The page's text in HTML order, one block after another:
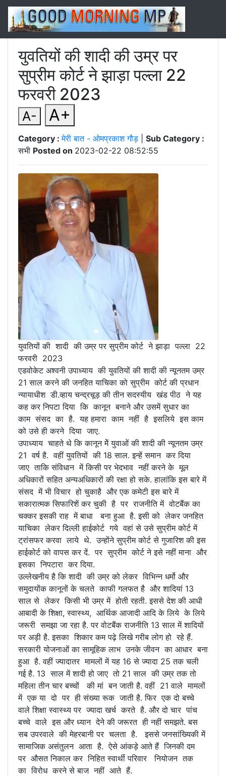
युवतियों की शादी की उम्र पर
सुप्रीम कोर्ट ने झाड़ा पल्ला 22
फरवरी 2023
A- A+
Category :मेरी बात - ओमप्रकाश गौड़
Sub Category :
सभी Posted on 2023-02-22 08:52:55
युवतियों की शादी की उम्र पर सुप्रीम कोर्ट ने झाड़ा पल्ला 22
फरवरी 2023
एडवोकेट अश्वनी उपाध्याय की युवतियों की शादी की न्यूनतम उम्र
21 साल करने की जनहित याचिका को सुप्रीम कोर्ट की प्रधान
न्यायाधीश डी.व्हाय चन्द्रचूड़ की तीन सदस्यीय खंड पीठ ने यह
कह कर निपटा दिया कि कानून बनाने और उसमें सुधार का
काम संसद का है. यह हमारा काम नहीं है इसलिये इस काम
को उसे ही करने दिया जाए.
उपाध्याय चाहते थे कि कानून मेें युवाओं की शादी की न्यूनतम उम्र
21 वर्ष है. वहीं युवतियों की 18 साल. इन्हें समान कर दिया
जाए ताकि संविधान में किसी पर भेदभाव नहीं करने के मूल
अधिकारों सहित अन्यअधिकारों की रक्षा हो सके. हालांकि इस बारे में
संसद में भी विचार हो चुकाहै और एक कमेटी इस बारे में
सकारात्मक सिफारिशें कर चुकी है पर राजनीति में वोटबैंक का
चक्कर इसकी राह में बाधा बना हुआ है. इसी को लेकर जनहित
याचिका लेकर दिल्ली हाईकोर्ट गये वहां से उसे सुप्रीम कोर्ट में
ट्रांसफर करवा लाये थे. उन्होंने सुप्रीम कोर्ट से गुजारिश की इस
हाईकोर्ट को वापस कर दें. पर सुप्रीम कोर्ट ने इसे नहीं माना और
इसका निपटारा कर दिया.
उल्लेखनीय है कि शादी की उम्र को लेकर विभिन्न धर्मो और
समुदायोंक कानूनों के चलते काफी गलफत है और शादियां 13
साल से लेकर किसी भी उम्र में होती रहती. इससे देश की आधी
आबादी के शिक्षा, स्वास्थ्य, आर्थिक आजादी आदि के लिये के लिये
जरूरी समझा जा रहा है. पर वोटबैंक राजनीति 13 साल में शादियों
पर अड़ी है. इसका शिकार कम पढ़े लिखे गरीब लोग हो रहे हैं.
सरकारी योजनाओं का सामूहिक लाभ उनके जीवन का आधार बना
हुआ है. वहीं ज्यादातर मामलों में यह 16 से ज्यादा 25 तक चली
गई है. 13 साल में शादी हो जाए तो 21 साल की उम्र तक तो
महिला तीन चार बच्चों की मां बन जाती है. वहीं 21 वाले मामलों
में एक या दो पर ही संख्या रूक जाती है. फिर एक दो बच्चे
वाले शिक्षा स्वास्थ्य पर ज्यादा खर्च करते है. और दो चार पांच
बच्चे वाले इस और ध्यान देने की जरूरत ही नहीं समझते. बस
सब उपरवाले की मेहरबानी पर चलता है. इससे जनसांख्यिकी में
सामाजिक असंतुलन आता है. ऐसे आंकड़े आते हैं जिनकी दम
पर औसत निकाल कर निहित स्वार्थी परिवार नियोजन तक
का विरोध करने से बाज नहीं आते हैं.